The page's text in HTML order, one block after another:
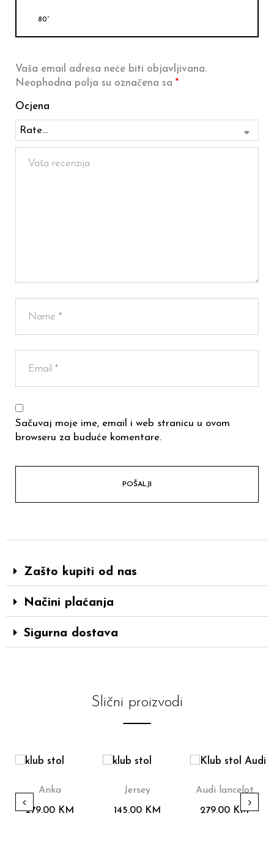
80”
Vaša email adresa neće biti objavljivana.
Neophodna polja su označena sa *
Ocjena
Sačuvaj moje ime, email i web stranicu u ovom
browseru za buduće komentare.
Zašto kupiti od nas
Načini plaćanja
Sigurna dostava
Slični proizvodi
Anka
279.00 KM
Jersey
145.00 KM
Audi lancelot
279.00 KM